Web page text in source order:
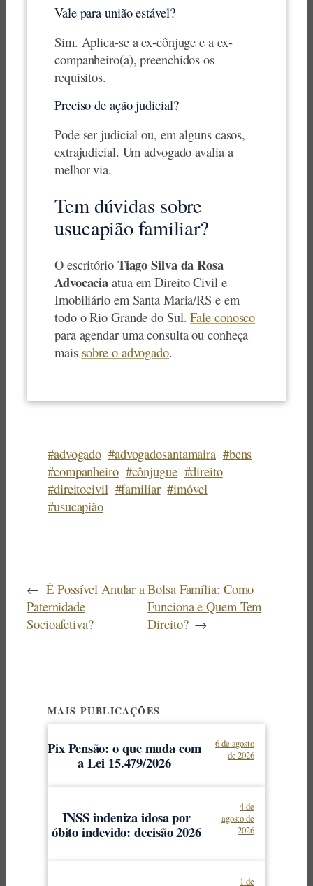
Vale para união estável?
Sim. Aplica-se a ex-cônjuge e a ex-
companheiro(a), preenchidos os
requisitos.
Preciso de ação judicial?
Pode ser judicial ou, em alguns casos,
extrajudicial. Um advogado avalia a
melhor via.
Tem dúvidas sobre
usucapião familiar?
O escritório Tiago Silva da Rosa
Advocacia atua em Direito Civil e
Imobiliário em Santa Maria/RS e em
todo o Rio Grande do Sul.Fale conosco
para agendar uma consulta ou conheça
mais sobre o advogado.
#advogado #advogadosantamaira #bens
#companheiro #cônjugue #direito
#direitocivil #familiar #imóvel
#usucapião
← É Possível Anular a
Paternidade
Socioafetiva?
Bolsa Família: Como
Funciona e Quem Tem
Direito? →
MAIS PUBLICAÇÕES
Pix Pensão: o que muda com
a Lei 15.479/2026
6 de agosto
de 2026
INSS indeniza idosa por
óbito indevido: decisão 2026
4 de
agosto de
2026
1 de